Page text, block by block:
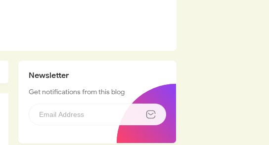
Newsletter
Get notifications from this blog